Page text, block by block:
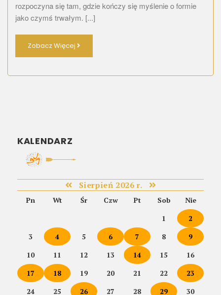
rozpoczyna się tam, gdzie kończy się myślenie o formie
jako czymś trwałym. [...]
Zobacz Więcej
KALENDARZ
Sierpień 2026 r.
Pn Wt Śr Czw Pt Sob
Nie
1
2
3
4 5 6 7 8
9
10
11 12 13 14 15
16
17
18 19 20 21 22
23
24
25 26 27 28 29 30